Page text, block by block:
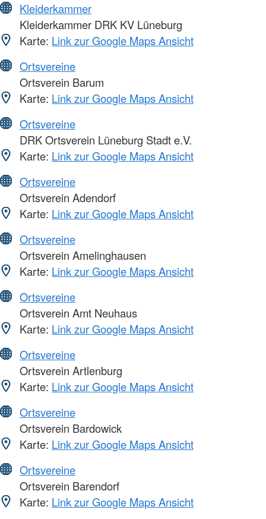
Kleiderkammer
Kleiderkammer DRK KV Lüneburg
Karte: Link zur Google Maps Ansicht
Ortsvereine
Ortsverein Barum
Karte: Link zur Google Maps Ansicht
Ortsvereine
DRK Ortsverein Lüneburg Stadt e.V.
Karte: Link zur Google Maps Ansicht
Ortsvereine
Ortsverein Adendorf
Karte: Link zur Google Maps Ansicht
Ortsvereine
Ortsverein Amelinghausen
Karte: Link zur Google Maps Ansicht
Ortsvereine
Ortsverein Amt Neuhaus
Karte: Link zur Google Maps Ansicht
Ortsvereine
Ortsverein Artlenburg
Karte: Link zur Google Maps Ansicht
Ortsvereine
Ortsverein Bardowick
Karte: Link zur Google Maps Ansicht
Ortsvereine
Ortsverein Barendorf
Karte: Link zur Google Maps Ansicht